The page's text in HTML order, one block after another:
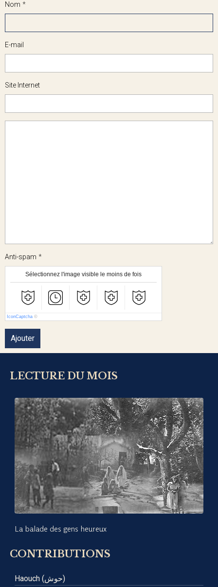
Nom
E-mail
Site Internet
Anti-spam
Sélectionnez l'image visible le moins de fois
IconCaptcha ©
Ajouter
LECTURE DU MOIS
La balade des gens heureux
CONTRIBUTIONS
Haouch (حوش)